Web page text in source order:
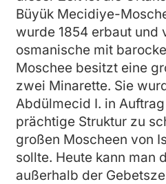
Büyük Mecidiye-
wurde 1854 erbaut und
osmanische mit
Moschee besitzt eine
zwei Minarette. Sie
Abdülmecid I. in
prächtige Struktur zu
großen Moscheen von
sollte. Heute kann man
außerhalb der